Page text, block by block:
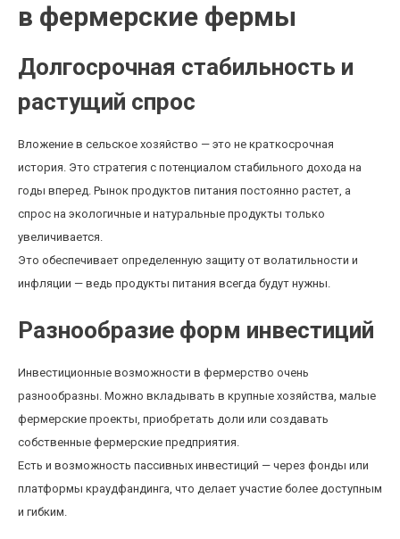
в фермерские фермы
Долгосрочная стабильность и
растущий спрос
Вложение в сельское хозяйство — это не краткосрочная
история. Это стратегия с потенциалом стабильного дохода на
годы вперед. Рынок продуктов питания постоянно растет, а
спрос на экологичные и натуральные продукты только
увеличивается.
Это обеспечивает определенную защиту от волатильности и
инфляции — ведь продукты питания всегда будут нужны.
Разнообразие форм инвестиций
Инвестиционные возможности в фермерство очень
разнообразны. Можно вкладывать в крупные хозяйства, малые
фермерские проекты, приобретать доли или создавать
собственные фермерские предприятия.
Есть и возможность пассивных инвестиций — через фонды или
платформы краудфандинга, что делает участие более доступным
и гибким.